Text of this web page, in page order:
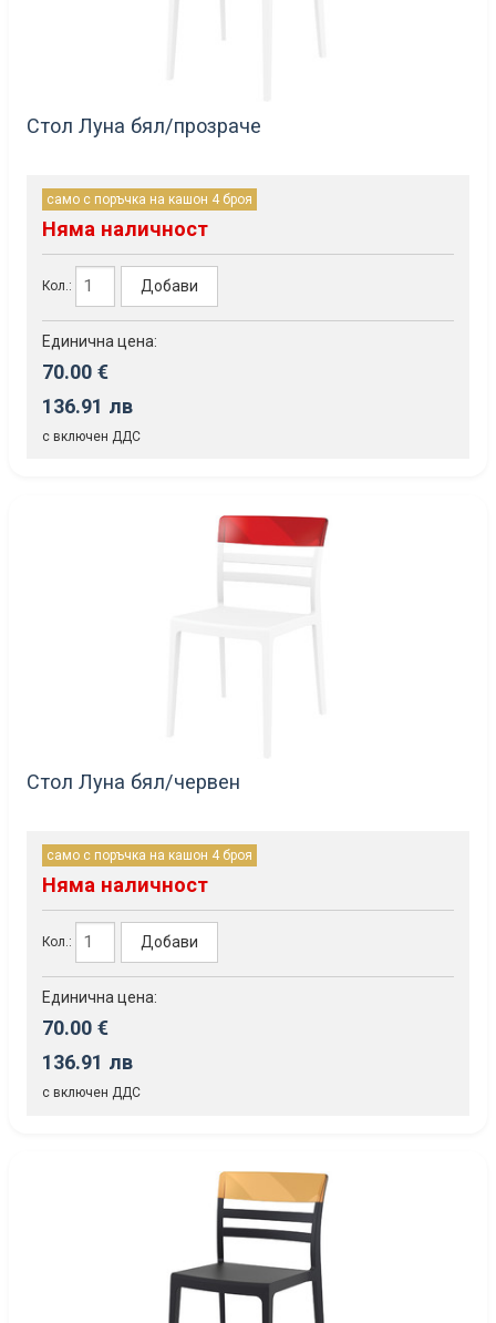
Стол Луна бял/прозраче
само с поръчка на кашон 4 броя
Няма наличност
Кол.: Добави
Единична цена:
70.00 €
136.91 лв
с включен ДДС
Стол Луна бял/червен
само с поръчка на кашон 4 броя
Няма наличност
Кол.: Добави
Единична цена:
70.00 €
136.91 лв
с включен ДДС